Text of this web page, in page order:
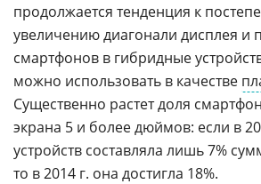
продолжается тенденция к
увеличению диагонали дисплея
смартфонов в гибридные
можно использовать в качестве
Существенно растет доля
экрана 5 и более дюймов: если в
устройств составляла лишь 7%
то в 2014 г. она достигла 18%.